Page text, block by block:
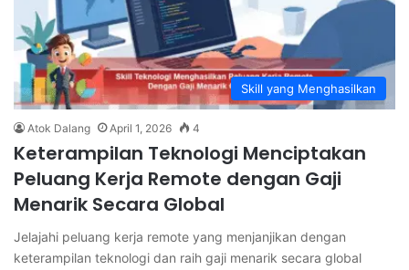
Skill yang Menghasilkan
Atok Dalang April 1, 2026 4
Keterampilan Teknologi Menciptakan
Peluang Kerja Remote dengan Gaji
Menarik Secara Global
Jelajahi peluang kerja remote yang menjanjikan dengan
keterampilan teknologi dan raih gaji menarik secara global